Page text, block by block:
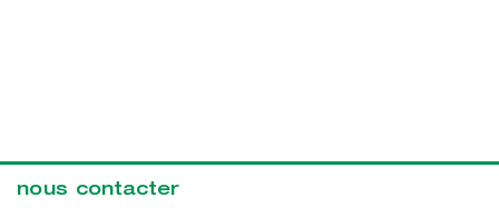
nous contacter